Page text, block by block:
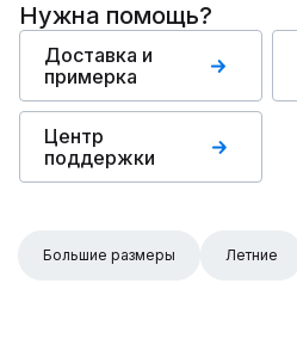
Нужна помощь?
Доставка и
примерка
Центр
поддержки
Большие размеры Летние